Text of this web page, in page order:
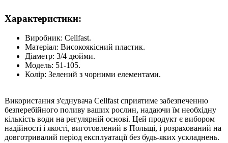
Характеристики:
Виробник: Cellfast.
Матеріал: Високоякісний пластик.
Діаметр: 3/4 дюйми.
Модель: 51-105.
Колір: Зелений з чорними елементами.
Використання з'єднувача Cellfast сприятиме забезпеченню
безперебійного поливу ваших рослин, надаючи їм необхідну
кількість води на регулярній основі. Цей продукт є вибором
надійності і якості, виготовлений в Польщі, і розрахований на
довготривалий період експлуатації без будь-яких ускладнень.